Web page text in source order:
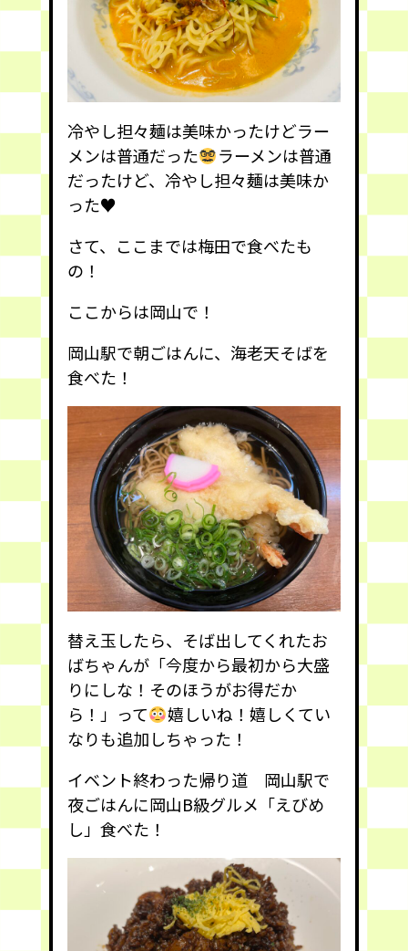
冷やし担々麺は美味かったけどラー
メンは普通だった
ラーメンは普通
だったけど、冷やし担々麺は美味か
った♥️
さて、ここまでは梅田で食べたも
の！
ここからは岡山で！
岡山駅で朝ごはんに、海老天そばを
食べた！
替え玉したら、そば出してくれたお
ばちゃんが「今度から最初から大盛
りにしな！そのほうがお得だか
ら！」って
嬉しいね！嬉しくてい
なりも追加しちゃった！
イベント終わった帰り道 岡山駅で
夜ごはんに岡山B級グルメ「えびめ
し」食べた！